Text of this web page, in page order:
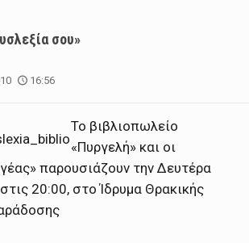
σου»
16:56
Το βιβλιοπωλείο
«Πυργελή» και οι
παρουσιάζουν την Δευτέρα
20:00, στο Ίδρυμα Θρακικής